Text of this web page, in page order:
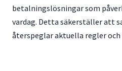
betalningslösningar som
vardag. Detta säkerställer att
återspeglar aktuella regler